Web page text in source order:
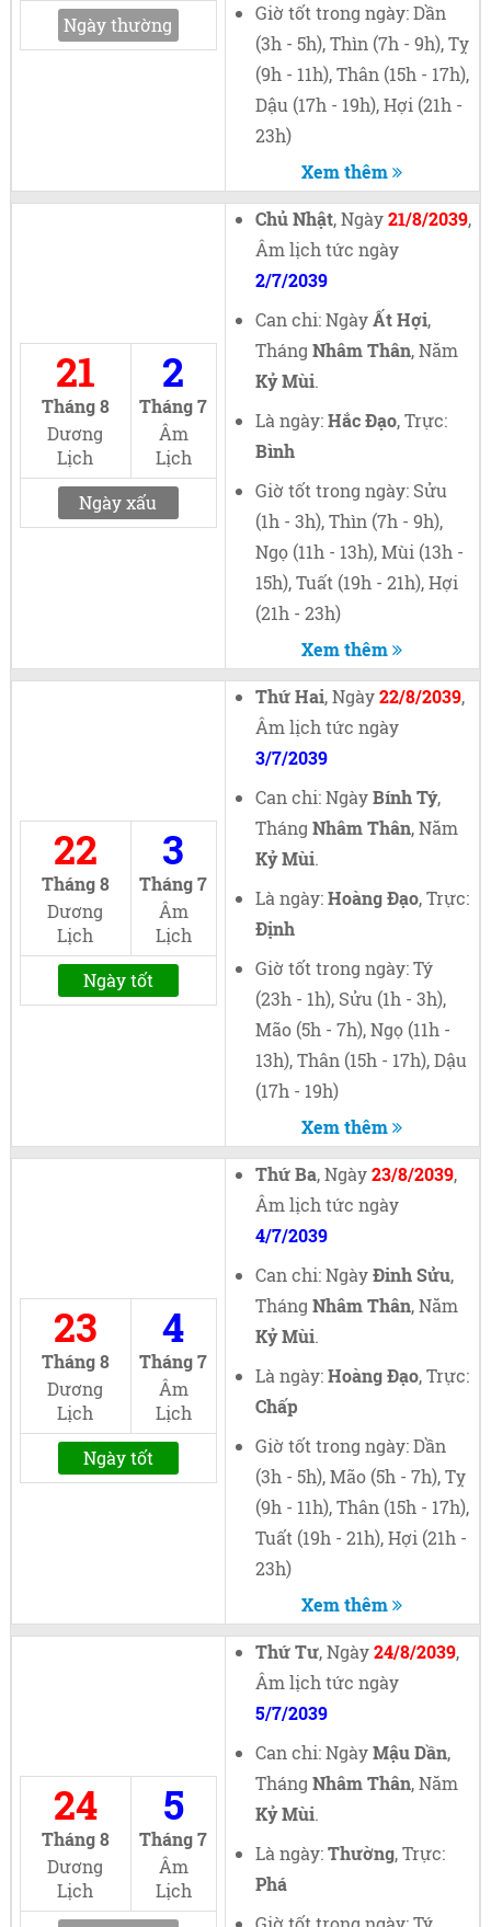
Ngày thường
Giờ tốt trong ngày: Dần
(3h - 5h), Thìn (7h - 9h), Tỵ
(9h - 11h), Thân (15h - 17h),
Dậu (17h - 19h), Hợi (21h -
23h)
Xem thêm
21
Tháng 8
Dương
Lịch
2
Tháng 7
Âm
Lịch
Ngày xấu
Chủ Nhật, Ngày21/8/2039,
Âm lịch tức ngày
2/7/2039
Can chi: NgàyẤt Hợi,
Tháng Nhâm Thân, Năm
Kỷ Mùi.
Là ngày:Hắc Đạo, Trực:
Bình
Giờ tốt trong ngày: Sửu
(1h - 3h), Thìn (7h - 9h),
Ngọ (11h - 13h), Mùi (13h -
15h), Tuất (19h - 21h), Hợi
(21h - 23h)
Xem thêm
22
Tháng 8
Dương
Lịch
3
Tháng 7
Âm
Lịch
Ngày tốt
Thứ Hai, Ngày22/8/2039,
Âm lịch tức ngày
3/7/2039
Can chi: NgàyBính Tý,
Tháng Nhâm Thân, Năm
Kỷ Mùi.
Là ngày:Hoàng Đạo, Trực:
Định
Giờ tốt trong ngày: Tý
(23h - 1h), Sửu (1h - 3h),
Mão (5h - 7h), Ngọ (11h -
13h), Thân (15h - 17h), Dậu
(17h - 19h)
Xem thêm
23
Tháng 8
Dương
Lịch
4
Tháng 7
Âm
Lịch
Ngày tốt
Thứ Ba, Ngày23/8/2039,
Âm lịch tức ngày
4/7/2039
Can chi: NgàyĐinh Sửu,
Tháng Nhâm Thân, Năm
Kỷ Mùi.
Là ngày:Hoàng Đạo, Trực:
Chấp
Giờ tốt trong ngày: Dần
(3h - 5h), Mão (5h - 7h), Tỵ
(9h - 11h), Thân (15h - 17h),
Tuất (19h - 21h), Hợi (21h -
23h)
Xem thêm
24
Tháng 8
Dương
Lịch
5
Tháng 7
Âm
Lịch
Thứ Tư, Ngày24/8/2039,
Âm lịch tức ngày
5/7/2039
Can chi: NgàyMậu Dần,
Tháng Nhâm Thân, Năm
Kỷ Mùi.
Là ngày:Thường, Trực:
Phá